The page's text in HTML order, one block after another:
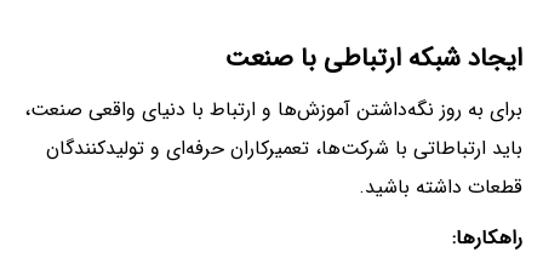
ایجاد شبکه ارتباطی با صنعت
برای به روز نگه‌داشتن آموزش‌ها و ارتباط با دنیای واقعی صنعت،
باید ارتباطاتی با شرکت‌ها، تعمیرکاران حرفه‌ای و تولیدکنندگان
قطعات داشته باشید.
راهکارها: